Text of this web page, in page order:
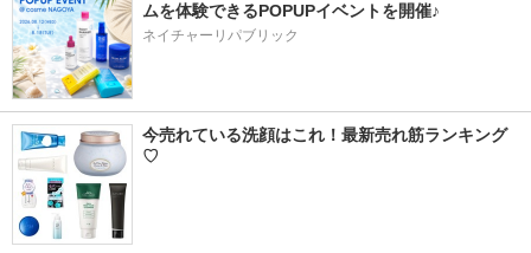
ムを体験できるPOPUPイベントを開催♪
ネイチャーリパブリック
今売れている洗顔はこれ！最新売れ筋ランキング
♡